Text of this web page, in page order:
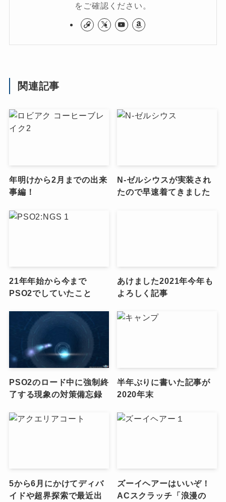
をご確認ください。
関連記事
年明けから2月までの出来
事編！
N-ゼルシウスが実装され
たので早速着てきました
21年年始から今まで
PSO2でしていたこと
あけました2021年今年も
よろしく記事
PSO2のロード中に強制終
了する現象の対策備忘録
半年ぶりに書いた記事が
2020年末
5から6月にかけてディバ
イドや超界探索で最近出
ズーイヘアーはいいぞ！
ACスクラッチ「浪漫の